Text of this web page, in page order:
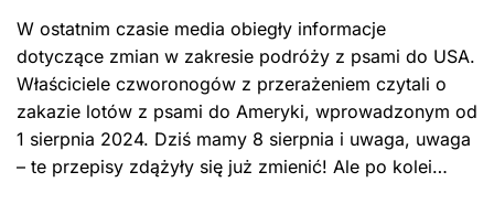
W ostatnim czasie media obiegły informacje
dotyczące zmian w zakresie podróży z psami do USA.
Właściciele czworonogów z przerażeniem czytali o
zakazie lotów z psami do Ameryki, wprowadzonym od
1 sierpnia 2024. Dziś mamy 8 sierpnia i uwaga, uwaga
– te przepisy zdążyły się już zmienić! Ale po kolei…